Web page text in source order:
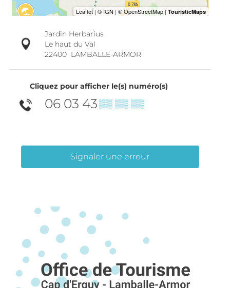
Jardin Herbarius
Le haut du Val
22400 LAMBALLE-ARMOR
Cliquez pour afficher le(s) numéro(s)
06 03 43▒▒ ▒▒ ▒▒
Signaler une erreur